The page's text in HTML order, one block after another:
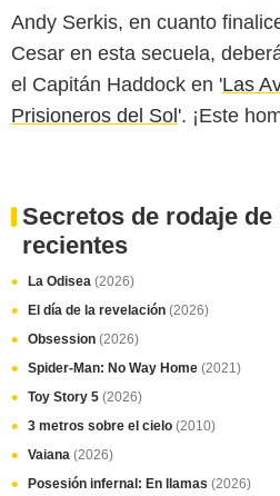
Andy Serkis, en cuanto
Cesar en esta secuela,
el Capitán Haddock en 'Las
Prisioneros del Sol '. ¡Este
Secretos de rodaje
recientes
La Odisea (2026)
El día de la revelación (2026)
Obsession (2026)
Spider-Man: No Way Home (2021)
Toy Story 5 (2026)
3 metros sobre el cielo (2010)
Vaiana (2026)
Posesión infernal: En llamas (2026)